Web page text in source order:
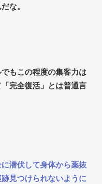
な。
もこの程度の集客力は
完全復活」とは普通言
潜伏して身体から薬抜
見つけられないように